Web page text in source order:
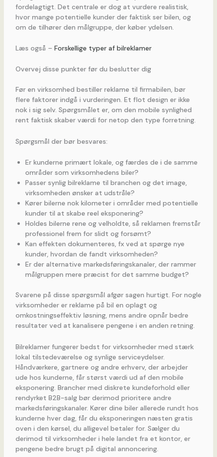
fordelagtigt. Det centrale er dog at vurdere realistisk,
hvor mange potentielle kunder der faktisk ser bilen, og
om de tilhører den målgruppe, der køber ydelsen.
Læs også – Forskellige typer af bilreklamer
Overvej disse punkter før du beslutter dig
Før en virksomhed bestiller reklame til firmabilen, bør
flere faktorer indgå i vurderingen. Et flot design er ikke
nok i sig selv. Spørgsmålet er, om den mobile synlighed
rent faktisk skaber værdi for netop den type forretning.
Spørgsmål der bør besvares:
Er kunderne primært lokale, og færdes de i de samme
områder som virksomhedens biler?
Passer synlig bilreklame til branchen og det image,
virksomheden ønsker at udstråle?
Kører bilerne nok kilometer i områder med potentielle
kunder til at skabe reel eksponering?
Holdes bilerne rene og velholdte, så reklamen fremstår
professionel frem for slidt og forsømt?
Kan effekten dokumenteres, fx ved at spørge nye
kunder, hvordan de fandt virksomheden?
Er der alternative markedsføringskanaler, der rammer
målgruppen mere præcist for det samme budget?
Svarene på disse spørgsmål afgør sagen hurtigt. For nogle
virksomheder er reklame på bil en oplagt og
omkostningseffektiv løsning, mens andre opnår bedre
resultater ved at kanalisere pengene i en anden retning.
Bilreklamer fungerer bedst for virksomheder med stærk
lokal tilstedeværelse og synlige serviceydelser.
Håndværkere, gartnere og andre erhverv, der arbejder
ude hos kunderne, får størst værdi ud af den mobile
eksponering. Brancher med diskrete kundeforhold eller
rendyrket B2B-salg bør derimod prioritere andre
markedsføringskanaler. Kører dine biler allerede rundt hos
kunderne hver dag, får du eksponeringen næsten gratis
oven i den kørsel, du alligevel betaler for. Sælger du
derimod til virksomheder i hele landet fra et kontor, er
pengene bedre brugt på digital annoncering.